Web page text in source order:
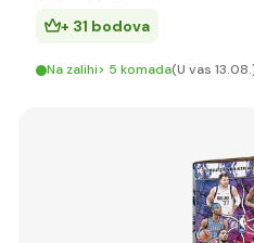
+ 31 bodova
Na zalihi> 5 komada(U vas